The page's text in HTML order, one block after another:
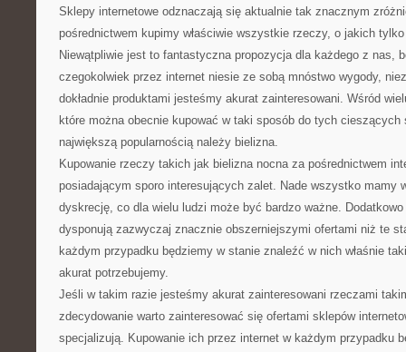
Sklepy internetowe odznaczają się aktualnie tak znacznym
pośrednictwem kupimy właściwie wszystkie rzeczy, o jakich
Niewątpliwie jest to fantastyczna propozycja dla każdego z nas,
czegokolwiek przez internet niesie ze sobą mnóstwo wygody,
dokładnie produktami jesteśmy akurat zainteresowani. Wśród
które można obecnie kupować w taki sposób do tych cieszących
największą popularnością należy bielizna.
Kupowanie rzeczy takich jak bielizna nocna za pośrednictwem
posiadającym sporo interesujących zalet. Nade wszystko mamy
dyskrecję, co dla wielu ludzi może być bardzo ważne.
dysponują zazwyczaj znacznie obszerniejszymi ofertami niż te
każdym przypadku będziemy w stanie znaleźć w nich właśnie
akurat potrzebujemy.
Jeśli w takim razie jesteśmy akurat zainteresowani rzeczami
zdecydowanie warto zainteresować się ofertami sklepów
specjalizują. Kupowanie ich przez internet w każdym przypadku